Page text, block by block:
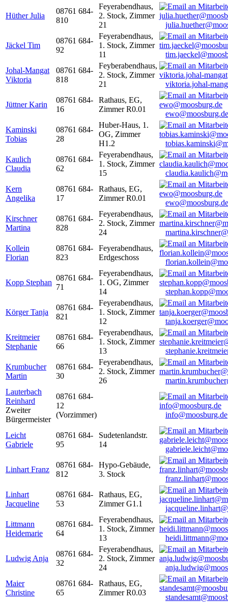
Hüther Julia
08761 684-
810
Feyerabendhaus,
2. Stock, Zimmer
21
Jäckel Tim
08761 684-
92
Feyerabendhaus,
1. Stock, Zimmer
11
Johal-Mangat
Viktoria
08761 684-
818
Feyberabendhaus,
2. Stock, Zimmer
21
viktoria.johal-
Jüttner Karin
08761 684-
16
Rathaus, EG,
Zimmer R0.01
ewo@moosburg.de
Kaminski
Tobias
08761 684-
28
Huber-Haus, 1.
OG, Zimmer
H1.2
Kaulich
Claudia
08761 684-
62
Feyerabendhaus,
1. Stock, Zimmer
15
Kern
Angelika
08761 684-
17
Rathaus, EG,
Zimmer R0.01
ewo@moosburg.de
Kirschner
Martina
08761 684-
828
Feyerabendhaus,
2. Stock, Zimmer
24
Kollein
Florian
08761 684-
823
Feyerabendhaus,
Erdgeschoss
Kopp Stephan
08761 684-
71
Feyerabendhaus,
1. OG, Zimmer
14
Körger Tanja
08761 684-
821
Feyerabendhaus,
1. Stock, Zimmer
12
Kreitmeier
Stephanie
08761 684-
66
Feyerabendhaus,
1. Stock, Zimmer
13
Krumbucher
Martin
08761 684-
30
Feyerabendhaus,
2. Stock, Zimmer
26
Lauterbach
Reinhard
Zweiter
Bürgermeister
08761 684-
12
(Vorzimmer)
info@moosburg.de
Leicht
Gabriele
08761 684-
95
Sudetenlandstr.
14
Linhart Franz
08761 684-
812
Hypo-Gebäude,
3. Stock
Linhart
Jacqueline
08761 684-
53
Rathaus, EG,
Zimmer G1.1
Littmann
Heidemarie
08761 684-
64
Feyerabendhaus,
1. Stock, Zimmer
13
Ludwig Anja
08761 684-
32
Feyerabendhaus,
2. Stock, Zimmer
24
Maier
Christine
08761 684-
65
Rathaus, EG,
Zimmer R0.03